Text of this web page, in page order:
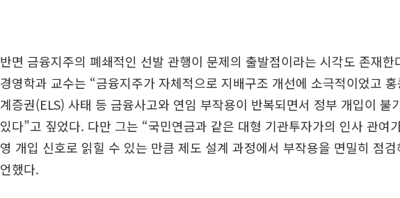
반면 금융지주의 폐쇄적인 선발 관행이 문제의 출발점이라는 시각도 존재한
경영학과 교수는 “금융지주가 자체적으로 지배구조 개선에 소극적이었고
계증권(ELS) 사태 등 금융사고와 연임 부작용이 반복되면서 정부 개입이 불
있다”고 짚었다. 다만 그는 “국민연금과 같은 대형 기관투자가의 인사 관여
영 개입 신호로 읽힐 수 있는 만큼 제도 설계 과정에서 부작용을 면밀히 점
언했다.